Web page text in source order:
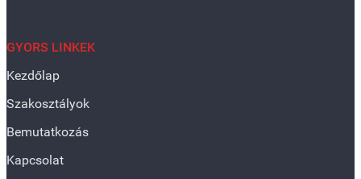
GYORS LINKEK
Kezdőlap
Szakosztályok
Bemutatkozás
Kapcsolat